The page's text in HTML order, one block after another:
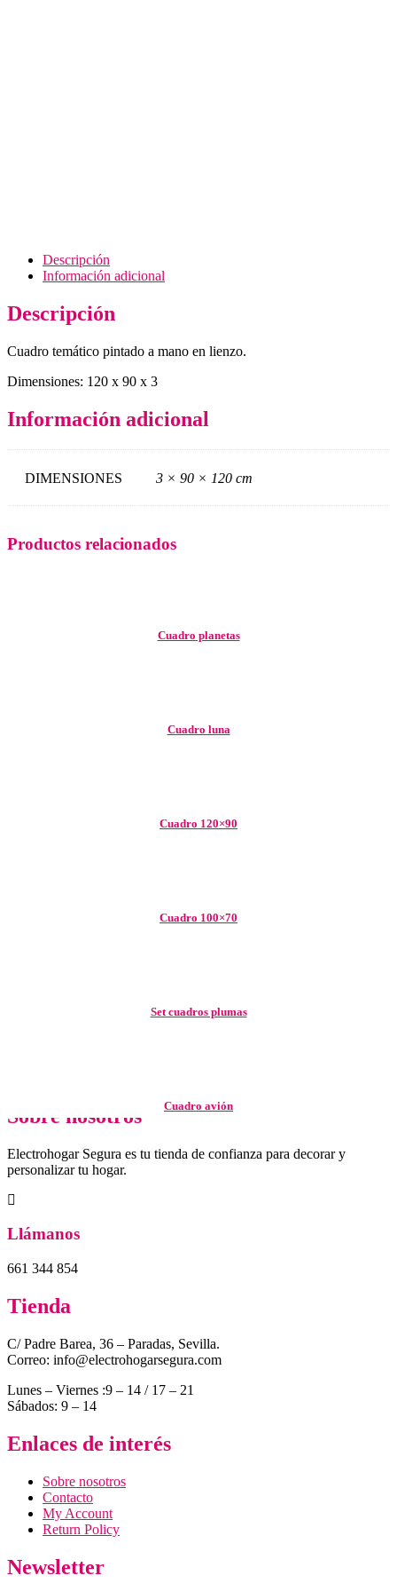
Descripción
Información adicional
Descripción
Cuadro temático pintado a mano en lienzo.
Dimensiones: 120 x 90 x 3
Información adicional
DIMENSIONES 3 × 90 × 120 cm
Productos relacionados
Cuadro planetas
Cuadro luna
Cuadro 120×90
Cuadro 100×70
Set cuadros plumas
Cuadro avión
Sobre nosotros
Electrohogar Segura es tu tienda de confianza para decorar y
personalizar tu hogar.
Llámanos
661 344 854
Tienda
C/ Padre Barea, 36 – Paradas, Sevilla.
Correo: info@electrohogarsegura.com
Lunes – Viernes :9 – 14 / 17 – 21
Sábados: 9 – 14
Enlaces de interés
Sobre nosotros
Contacto
My Account
Return Policy
Newsletter